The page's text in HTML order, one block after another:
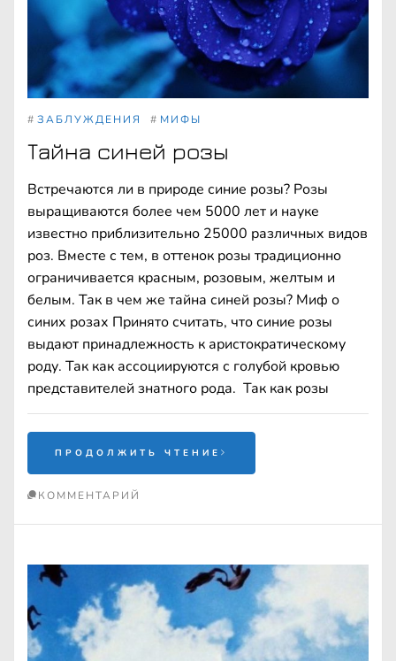
# ЗАБЛУЖДЕНИЯ # МИФЫ
Тайна синей розы
Встречаются ли в природе синие розы? Розы
выращиваются более чем 5000 лет и науке
известно приблизительно 25000 различных видов
роз. Вместе с тем, в оттенок розы традиционно
ограничивается красным, розовым, желтым и
белым. Так в чем же тайна синей розы? Миф о
синих розах Принято считать, что синие розы
выдают принадлежность к аристократическому
роду. Так как ассоциируются с голубой кровью
представителей знатного рода. Так как розы
ПРОДОЛЖИТЬ ЧТЕНИЕ
КОММЕНТАРИЙ